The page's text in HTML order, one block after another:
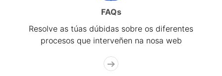
FAQs
Resolve as túas dúbidas sobre os diferentes
procesos que interveñen na nosa web